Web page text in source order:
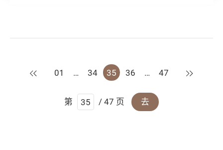
上一页
01 … 34 35 36 … 47 下一页
第 / 47 页 去